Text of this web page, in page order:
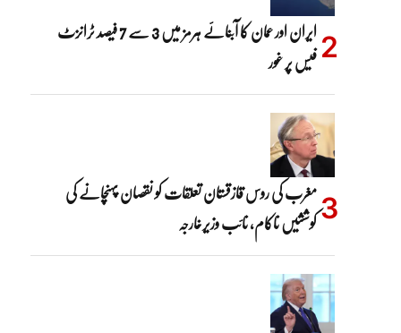
ایران اور عمان کا آبنائے ہرمز میں 3 سے 7 فیصد ٹرانزٹ
فیس پر غور
مغرب کی روس قازقستان تعلقات کو نقصان پہنچانے کی
کوششیں ناکام، نائب وزیرخارجہ